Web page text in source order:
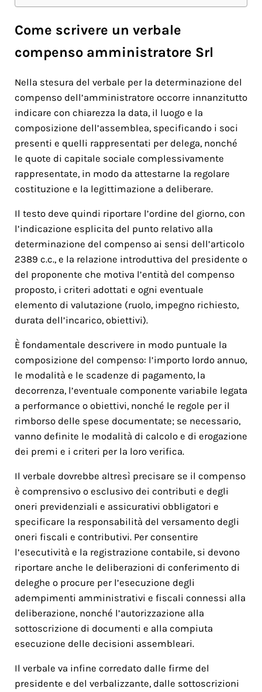
Come scrivere un verbale
compenso amministratore Srl​
Nella stesura del verbale per la determinazione del
compenso dell’amministratore occorre innanzitutto
indicare con chiarezza la data, il luogo e la
composizione dell’assemblea, specificando i soci
presenti e quelli rappresentati per delega, nonché
le quote di capitale sociale complessivamente
rappresentate, in modo da attestarne la regolare
costituzione e la legittimazione a deliberare.
Il testo deve quindi riportare l’ordine del giorno, con
l’indicazione esplicita del punto relativo alla
determinazione del compenso ai sensi dell’articolo
2389 c.c., e la relazione introduttiva del presidente o
del proponente che motiva l’entità del compenso
proposto, i criteri adottati e ogni eventuale
elemento di valutazione (ruolo, impegno richiesto,
durata dell’incarico, obiettivi).
È fondamentale descrivere in modo puntuale la
composizione del compenso: l’importo lordo annuo,
le modalità e le scadenze di pagamento, la
decorrenza, l’eventuale componente variabile legata
a performance o obiettivi, nonché le regole per il
rimborso delle spese documentate; se necessario,
vanno definite le modalità di calcolo e di erogazione
dei premi e i criteri per la loro verifica.
Il verbale dovrebbe altresì precisare se il compenso
è comprensivo o esclusivo dei contributi e degli
oneri previdenziali e assicurativi obbligatori e
specificare la responsabilità del versamento degli
oneri fiscali e contributivi. Per consentire
l’esecutività e la registrazione contabile, si devono
riportare anche le deliberazioni di conferimento di
deleghe o procure per l’esecuzione degli
adempimenti amministrativi e fiscali connessi alla
deliberazione, nonché l’autorizzazione alla
sottoscrizione di documenti e alla compiuta
esecuzione delle decisioni assembleari.
Il verbale va infine corredato dalle firme del
presidente e del verbalizzante, dalle sottoscrizioni